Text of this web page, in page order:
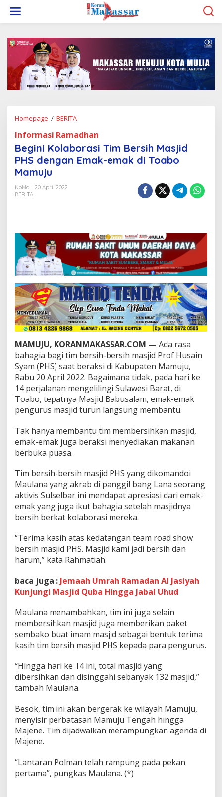
w
Homepage / BERITA
g
i
n
i
a
s
i
i
m
B
e
r
s
i
h
M
a
s
j
i
d
P
H
S
e
n
E
m
a
k
-
e
a
k
i
o
a
o
M
a
m
u
u
Informasi Ramadhan
Begini Kolaborasi Tim Bersih Masjid
PHS dengan Emak-emak di Toabo
Mamuju
KoMa
20 April 2022
BERITA
MAMUJU, KORANMAKASSAR.COM — Ada rasa
bahagia bagi tim bersih-bersih masjid Prof Husain
Syam (PHS) saat beraksi di Kabupaten Mamuju,
Rabu 20 April 2022. Bagaimana tidak, pada hari ke
14 perjalanan mengelilingi Sulawesi Barat, di
Toabo, tepatnya Masjid Babusalam, emak-emak
pengurus masjid turun langsung membantu.
Tak hanya membantu tim membersihkan masjid,
emak-emak juga beraksi menyediakan makanan
berbuka puasa.
Tim bersih-bersih masjid PHS yang dikomandoi
Maulana yang akrab di panggil bang Lana seorang
aktivis Sulselbar ini mendapat apresiasi dari emak-
emak yang juga ikut bahagia setelah masjidnya
bersih berkat kolaborasi mereka.
“Terima kasih atas kedatangan team road show
bersih masjid PHS. Masjid kami jadi bersih dan
harum,” kata Rahmatiah.
baca juga :Jemaah Umrah Ramadan Al Jasiyah
Kunjungi Masjid Quba Hingga Jabal Uhud
Maulana menambahkan, tim ini juga selain
membersihkan masjid juga memberikan paket
sembako buat imam masjid sebagai bentuk terima
kasih tim bersih masjid PHS kepada para pengurus.
“Hingga hari ke 14 ini, total masjid yang
dibersihkan dan disinggahi sebanyak 132 masjid,”
tambah Maulana.
Besok, tim ini akan bergerak ke wilayah Mamuju,
menyisir perbatasan Mamuju Tengah hingga
Majene. Tim dijadwalkan merampungkan agenda di
Majene.
“Lantaran Polman telah rampung pada pekan
pertama”, pungkas Maulana. (*)